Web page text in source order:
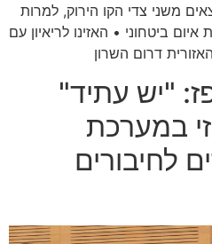
משני צדי הקו הירוק, למרות
ביטחוני • האזינו לריאיון עם
דרום השרון
"יש עתיד"
במערכת
לחיבורים